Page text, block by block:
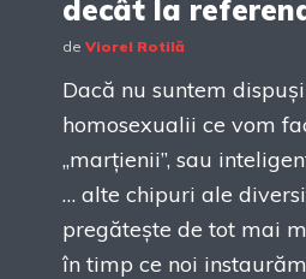
decât la
de Viorel Rotilă
Dacă nu suntem
homosexualii ce vom
„marțienii”, sau
… alte chipuri ale
pregătește de tot mai
în timp ce noi